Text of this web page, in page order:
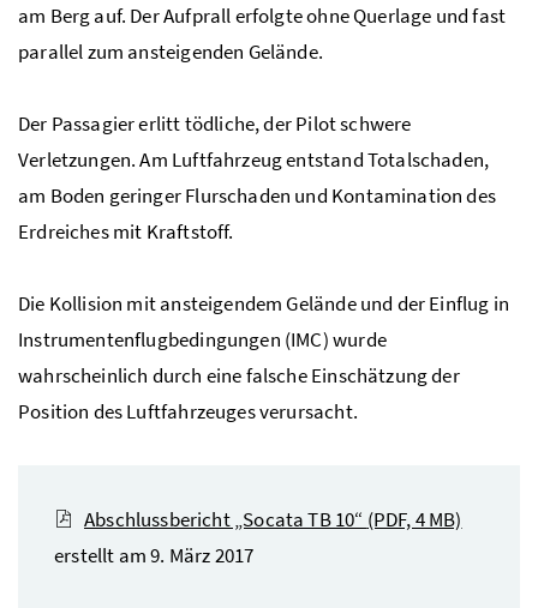
am Berg auf. Der Aufprall erfolgte ohne Querlage und fast
parallel zum ansteigenden Gelände.
Der Passagier erlitt tödliche, der Pilot schwere
Verletzungen. Am Luftfahrzeug entstand Totalschaden,
am Boden geringer Flurschaden und Kontamination des
Erdreiches mit Kraftstoff.
Die Kollision mit ansteigendem Gelände und der Einflug in
Instrumentenflugbedingungen (IMC) wurde
wahrscheinlich durch eine falsche Einschätzung der
Position des Luftfahrzeuges verursacht.
Abschlussbericht „Socata TB 10“ (PDF, 4 MB)
erstellt am 9. März 2017